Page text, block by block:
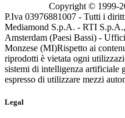
Copyright © 1999-
P.Iva 03976881007 - Tutti i
Mediamond S.p.A. - RTI
Amsterdam (Paesi Bassi) -
Monzese (MI)Rispetto ai
riprodotti è vietata ogni
sistemi di intelligenza artificiale
espresso di utilizzare mezzi
Legal